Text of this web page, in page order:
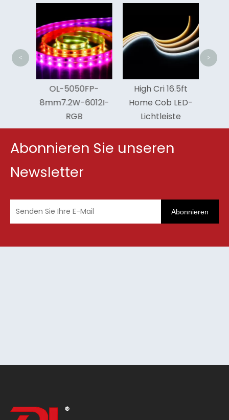
OL-5050FP-
8mm7.2W-6012I-
RGB
High Cri 16.5ft
Home Cob LED-
Lichtleiste
< >
Abonnieren Sie unseren
Newsletter
Abonnieren